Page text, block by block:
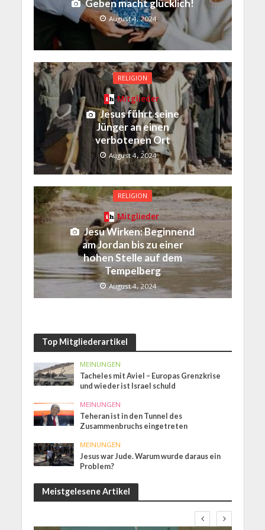
Geben macht glücklich!
August 4, 2024
RELIGION
Mitglieder
Jesus führt seine
Jünger an einen
verbotenen Ort
August 4, 2024
RELIGION
Mitglieder
Jesu Wirken: Beginnend
am Jordan bis zu einer
hohen Stelle auf dem
Tempelberg
August 4, 2024
Top Mitgliederartikel
MEINUNGEN
Tacheles mit Aviel – Europas Grenzkrise
und wieder ist Israel schuld
MEINUNGEN
Teheran ist in den Tunnel des
Zusammenbruchs eingetreten
MEINUNGEN
Jesus war Jude. Warum wurde daraus ein
Problem?
Meistgelesene Artikel